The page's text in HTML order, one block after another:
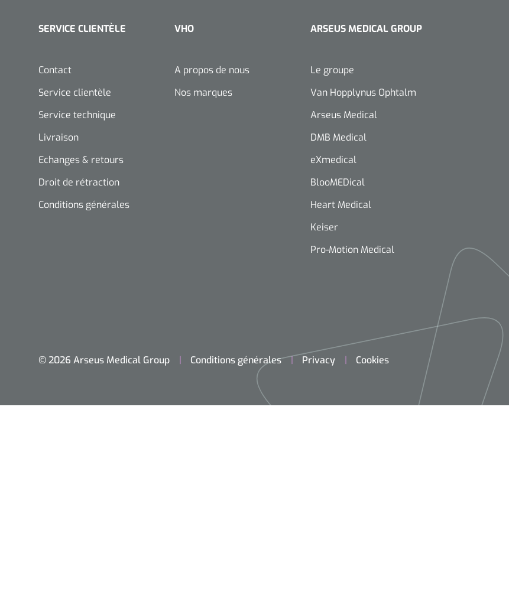
SERVICE CLIENTÈLE
Contact
Service clientèle
Service technique
Livraison
Echanges & retours
Droit de rétraction
Conditions générales
VHO
A propos de nous
Nos marques
ARSEUS MEDICAL GROUP
Le groupe
Van Hopplynus Ophtalm
Arseus Medical
DMB Medical
eXmedical
BlooMEDical
Heart Medical
Keiser
Pro-Motion Medical
© 2026 Arseus Medical Group Conditions générales Privacy Cookies